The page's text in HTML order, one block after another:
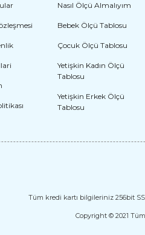
Kız Japon
Nasıl Ölçü Almalıyım
Bebek Ölçü Tablosu
Çocuk Ölçü Tablosu
Yetişkin Kadın Ölçü
Tablosu
Yetişkin Erkek Ölçü
Tablosu
Tüm kredi kartı bilgileriniz 256bit
Copyright © 2021 Tüm